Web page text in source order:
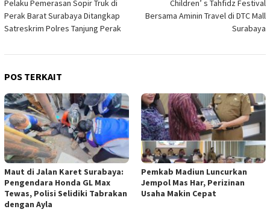
pos
Pelaku Pemerasan Sopir Truk di
Perak Barat Surabaya Ditangkap
Satreskrim Polres Tanjung Perak
Children’ s Tahfidz Festival
Bersama Aminin Travel di DTC Mall
Surabaya
POS TERKAIT
Maut di Jalan Karet Surabaya:
Pengendara Honda GL Max
Tewas, Polisi Selidiki Tabrakan
dengan Ayla
Pemkab Madiun Luncurkan
Jempol Mas Har, Perizinan
Usaha Makin Cepat